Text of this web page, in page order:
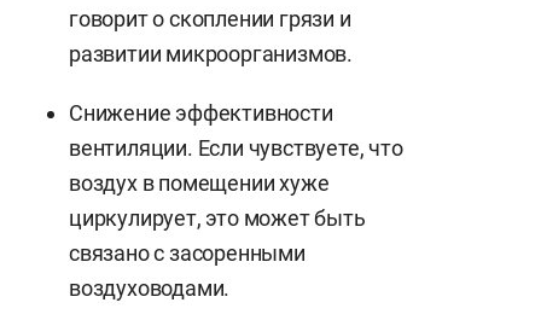
говорит о скоплении грязи и
развитии микроорганизмов.
Снижение эффективности
вентиляции. Если чувствуете, что
воздух в помещении хуже
циркулирует, это может быть
связано с засоренными
воздуховодами.